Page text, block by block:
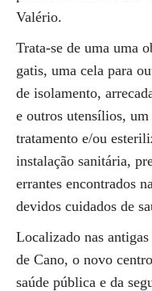
Valério.
Trata-se de uma uma
gatis, uma cela para
de isolamento,
e outros utensílios, um
tratamento e/ou
instalação sanitária,
errantes encontrados
devidos cuidados de
Localizado nas
de Cano, o novo
saúde pública e da